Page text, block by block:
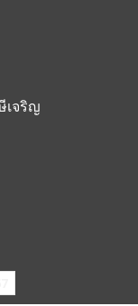
เจริญ